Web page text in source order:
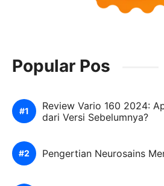
Popular Pos
Review Vario 160 2024:
dari Versi Sebelumnya?
Pengertian Neurosains